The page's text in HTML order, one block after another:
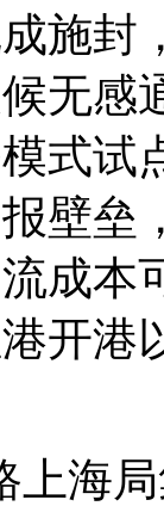
施封
无感
式试
壁垒
成本
港开
上海